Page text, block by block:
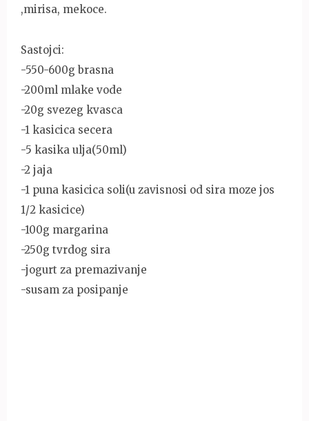
,mirisa, mekoce.
Sastojci:
-550-600g brasna
-200ml mlake vode
-20g svezeg kvasca
-1 kasicica secera
-5 kasika ulja(50ml)
-2 jaja
-1 puna kasicica soli(u zavisnosi od sira moze jos
1/2 kasicice)
-100g margarina
-250g tvrdog sira
-jogurt za premazivanje
-susam za posipanje